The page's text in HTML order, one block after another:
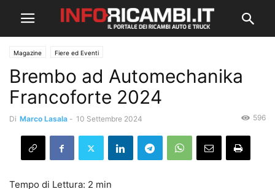
Magazine Fiere ed Eventi
Brembo ad Automechanika
Francoforte 2024
Di Marco Lasala - 10 Settembre 2024 596